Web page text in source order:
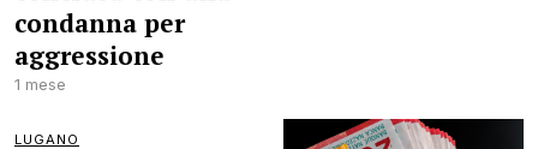
condanna per
aggressione
1 mese
LUGANO